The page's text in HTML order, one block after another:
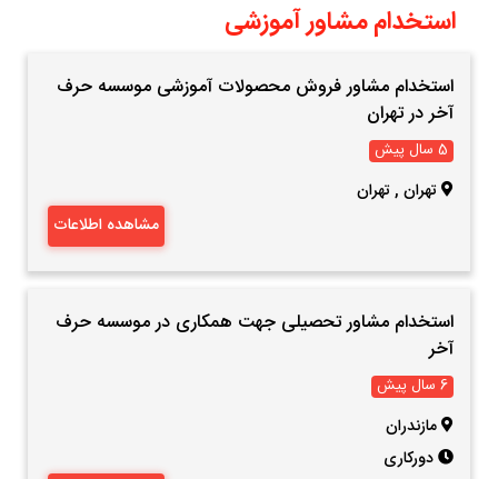
استخدام مشاور آموزشی
استخدام مشاور فروش محصولات آموزشی موسسه حرف
آخر در تهران
5 سال پیش
تهران ,تهران
مشاهده اطلاعات
استخدام مشاور تحصیلی جهت همکاری در موسسه حرف
آخر
6 سال پیش
مازندران
دورکاری